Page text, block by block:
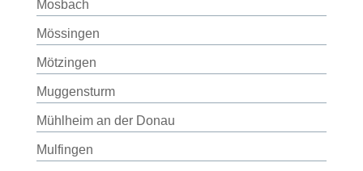
Mosbach
Mössingen
Mötzingen
Muggensturm
Mühlheim an der Donau
Mulfingen